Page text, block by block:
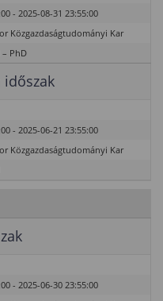
- 2025-08-31 23:55:00
Közgazdaságtudományi Kar
PhD
időszak
- 2025-06-21 23:55:00
Közgazdaságtudományi Kar
- 2025-06-30 23:55:00